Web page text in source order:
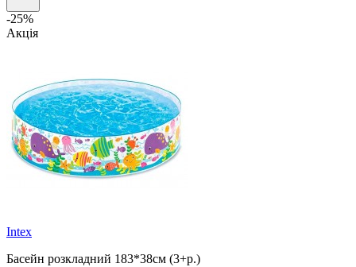
-25%
Акція
Intex
Басейн розкладний 183*38см (3+р.)